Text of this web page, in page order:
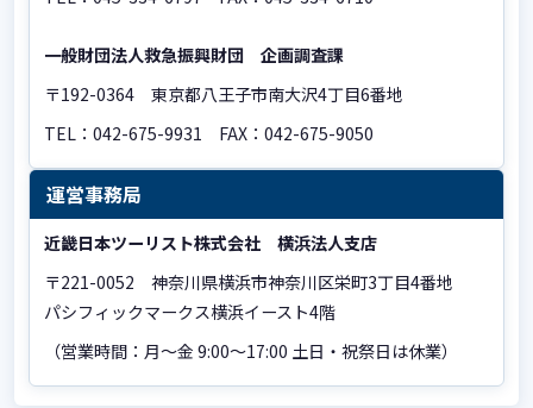
一般財団法人救急振興財団 企画調査課
〒192-0364 東京都八王子市南大沢4丁目6番地
TEL：042-675-9931 FAX：042-675-9050
運営事務局
近畿日本ツーリスト株式会社 横浜法人支店
〒221-0052 神奈川県横浜市神奈川区栄町3丁目4番地
パシフィックマークス横浜イースト4階
（営業時間：月～金 9:00～17:00 土日・祝祭日は休業）